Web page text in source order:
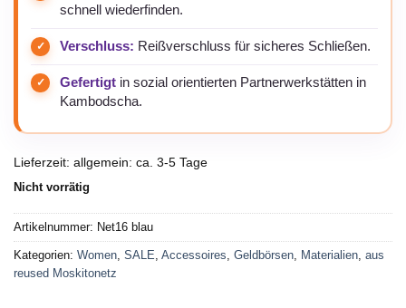
schnell wiederfinden.
Verschluss: Reißverschluss für sicheres Schließen.
Gefertigt in sozial orientierten Partnerwerkstätten in
Kambodscha.
Lieferzeit: allgemein: ca. 3-5 Tage
Nicht vorrätig
Artikelnummer: Net16 blau
Kategorien: Women, SALE, Accessoires, Geldbörsen, Materialien, aus
reused Moskitonetz